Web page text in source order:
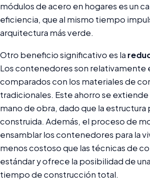
módulos de acero en hogares es un
eficiencia, que al mismo tiempo
arquitectura más verde.
Otro beneficio significativo es la
Los contenedores son relativamente
comparados con los materiales de
tradicionales. Este ahorro se extiende
mano de obra, dado que la estructura
construida. Además, el proceso de
ensamblar los contenedores para la
menos costoso que las técnicas de
estándar y ofrece la posibilidad de
tiempo de construcción total.